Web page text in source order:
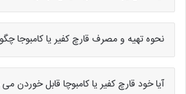
نحوه تهیه و مصرف قارچ کفیر یا کامبوجا
آیا خود قارچ کفیر یا کامبوچا قابل خوردن